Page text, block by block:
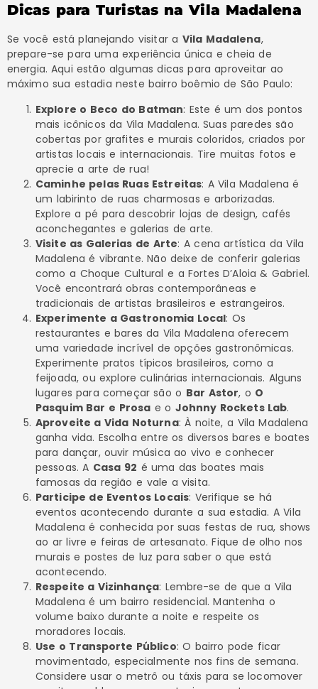
Dicas para Turistas na Vila Madalena
Se você está planejando visitar a Vila Madalena,
prepare-se para uma experiência única e cheia de
energia. Aqui estão algumas dicas para aproveitar ao
máximo sua estadia neste bairro boêmio de São Paulo:
Explore o Beco do Batman: Este é um dos pontos
mais icônicos da Vila Madalena. Suas paredes são
cobertas por grafites e murais coloridos, criados por
artistas locais e internacionais. Tire muitas fotos e
aprecie a arte de rua!
Caminhe pelas Ruas Estreitas: A Vila Madalena é
um labirinto de ruas charmosas e arborizadas.
Explore a pé para descobrir lojas de design, cafés
aconchegantes e galerias de arte.
Visite as Galerias de Arte: A cena artística da Vila
Madalena é vibrante. Não deixe de conferir galerias
como a Choque Cultural e a Fortes D’Aloia & Gabriel.
Você encontrará obras contemporâneas e
tradicionais de artistas brasileiros e estrangeiros.
Experimente a Gastronomia Local: Os
restaurantes e bares da Vila Madalena oferecem
uma variedade incrível de opções gastronômicas.
Experimente pratos típicos brasileiros, como a
feijoada, ou explore culinárias internacionais. Alguns
lugares para começar são o Bar Astor, o O
Pasquim Bar e Prosa e o Johnny Rockets Lab.
Aproveite a Vida Noturna: À noite, a Vila Madalena
ganha vida. Escolha entre os diversos bares e boates
para dançar, ouvir música ao vivo e conhecer
pessoas. A Casa 92 é uma das boates mais
famosas da região e vale a visita.
Participe de Eventos Locais: Verifique se há
eventos acontecendo durante a sua estadia. A Vila
Madalena é conhecida por suas festas de rua, shows
ao ar livre e feiras de artesanato. Fique de olho nos
murais e postes de luz para saber o que está
acontecendo.
Respeite a Vizinhança: Lembre-se de que a Vila
Madalena é um bairro residencial. Mantenha o
volume baixo durante a noite e respeite os
moradores locais.
Use o Transporte Público: O bairro pode ficar
movimentado, especialmente nos fins de semana.
Considere usar o metrô ou táxis para se locomover